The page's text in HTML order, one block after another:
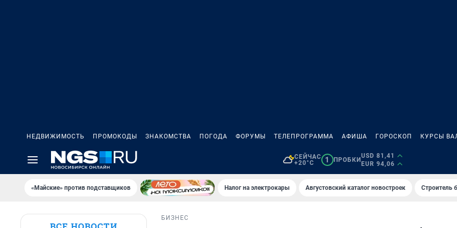
НЕДВИЖИМОСТЬ ПРОМОКОДЫ ЗНАКОМСТВА ПОГОДА ФОРУМЫ ТЕЛЕПРОГРАММА АФИША ГОРОСКОП КУРСЫ
СЕЙЧАС
+20°C
1 ПРОБКИ
USD 81,41
EUR 94,06
«Майские» против подставщиков Налог на электрокары Августовский каталог новостроек Строитель
БИЗНЕС